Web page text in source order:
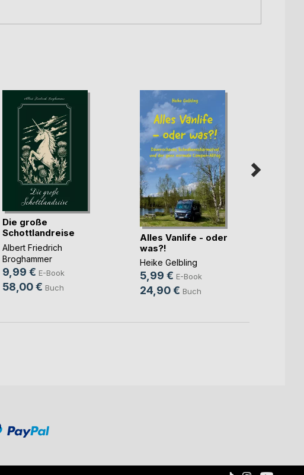
Die große
Schottlandreise
Albert Friedrich
Broghammer
9,99 € E-Book
58,00 € Buch
Alles Vanlife - oder
was?!
Heike Gelbling
5,99 € E-Book
24,90 € Buch